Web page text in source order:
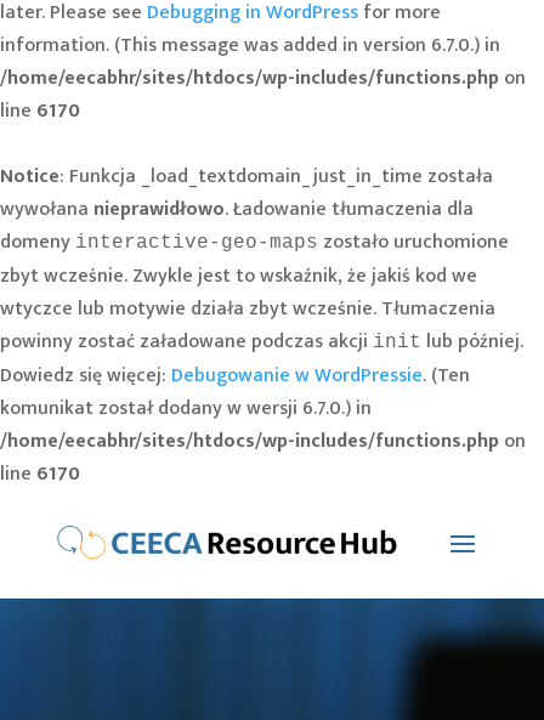
later. Please see Debugging in WordPressfor more
information. (This message was added in version 6.7.0.) in
/home/eecabhr/sites/htdocs/wp-includes/functions.php on
line 6170
Notice: Funkcja _load_textdomain_just_in_time została
wywołana nieprawidłowo. Ładowanie tłumaczenia dla
domeny interactive-geo-maps zostało uruchomione
zbyt wcześnie. Zwykle jest to wskaźnik, że jakiś kod we
wtyczce lub motywie działa zbyt wcześnie. Tłumaczenia
powinny zostać załadowane podczas akcji init lub później.
Dowiedz się więcej: Debugowanie w WordPressie. (Ten
komunikat został dodany w wersji 6.7.0.) in
/home/eecabhr/sites/htdocs/wp-includes/functions.php on
line 6170